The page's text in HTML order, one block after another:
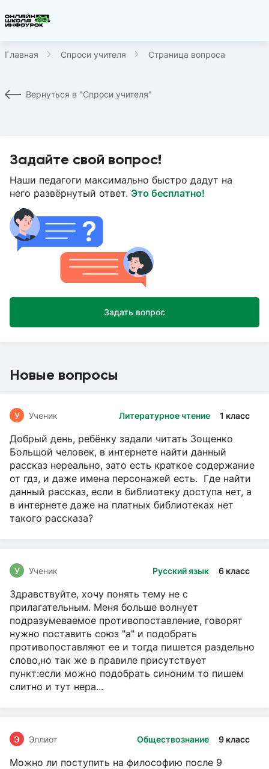
Главная Спроси учителя Страница вопроса
Вернуться в "Спроси учителя"
Задайте свой вопрос!
Наши педагоги максимально быстро дадут на
него развёрнутый ответ. Это бесплатно!
Задать вопрос
Новые вопросы
Литературное чтение 1 класс
У Ученик
Добрый день, ребёнку задали читать Зощенко
Большой человек, в интернете найти данный
рассказ нереально, зато есть краткое содержание
от гдз, и даже имена персонажей есть. Где найти
данный рассказ, если в библиотеку доступа нет, а
в интернете даже на платных библиотеках нет
такого рассказа?
Русский язык 6 класс
У Ученик
Здравствуйте, хочу понять тему не с
прилагательным. Меня больше волнует
подразумеваемое противопоставление, говорят
нужно поставить союз "а" и подобрать
противопоставляют ее и тогда пишется раздельно
слово,но так же в правиле присутствует
пункт:если можно подобрать синоним то пишем
слитно и тут нера...
Обществознание 9 класс
Э Эллиот
Можно ли поступить на философию после 9